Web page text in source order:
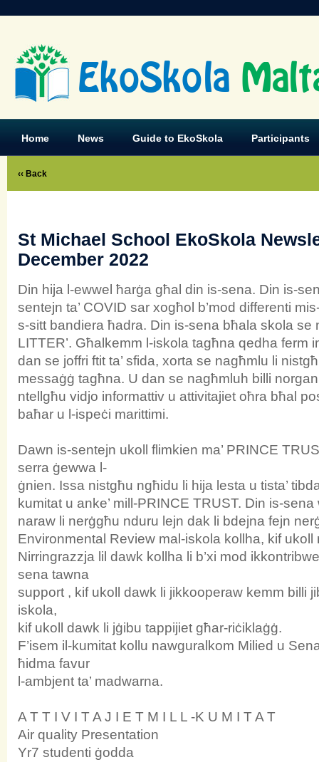
EkoSkola
Home News Guide to EkoSkola Participants
‹‹ Back
St Michael School EkoSkola
December 2022
Din hija l-ewwel ħarġa għal din is-sena. Din is-
sentejn ta’ COVID sar xogħol b’mod differenti
s-sitt bandiera ħadra. Din is-sena bħala skola se
LITTER’. Għalkemm l-iskola tagħna qedha ferm
dan se joffri ftit ta’ sfida, xorta se nagħmlu li
messaġġ tagħna. U dan se nagħmluh billi
ntellgħu vidjo informattiv u attivitajiet oħra bħal
baħar u l-ispeċi marittimi.
Dawn is-sentejn ukoll flimkien ma’ PRINCE
serra ġewwa l-
ġnien. Issa nistgħu ngħidu li hija lesta u tista’
kumitat u anke’ mill-PRINCE TRUST. Din is-
naraw li nerġgħu nduru lejn dak li bdejna fejn
Environmental Review mal-iskola kollha, kif
Nirringrazzja lil dawk kollha li b’xi mod
sena tawna
support , kif ukoll dawk li jikkooperaw kemm billi
iskola,
kif ukoll dawk li jġibu tappijiet għar-riċiklaġġ.
F’isem il-kumitat kollu nawguralkom Milied u
ħidma favur
l-ambjent ta’ madwarna.
A T T I V I T A J I E T M I L L -K U M I T A T
Air quality Presentation
Yr7 studenti ġodda